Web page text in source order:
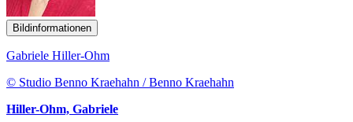
Bildinformationen
Gabriele Hiller-Ohm
© Studio Benno Kraehahn / Benno Kraehahn
Hiller-Ohm, Gabriele